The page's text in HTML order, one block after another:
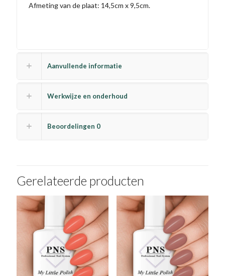
Afmeting van de plaat: 14,5cm x 9,5cm.
Aanvullende informatie
Werkwijze en onderhoud
Beoordelingen 0
Gerelateerde producten